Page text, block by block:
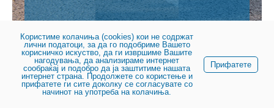
© 2023, Јавно претпријатие за државни патишта
Користиме колачиња (cookies) кои не содржат
лични податоци, за да го подобриме Вашето
корисничко искуство, да ги извршиме Вашите
нагодувања, да анализираме интернет
сообраќај и подобро да ја заштитиме нашата
интернет страна. Продолжете со користење и
прифатете ги сите доколку се согласувате со
начинот на употреба на колачиња.
Прифатете